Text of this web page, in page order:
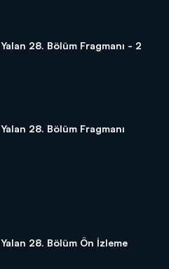
Yalan 28. Bölüm Fragmanı - 2
Yalan 28. Bölüm Fragmanı
Yalan 28. Bölüm Ön İzleme